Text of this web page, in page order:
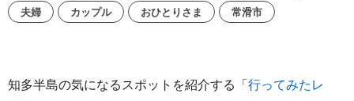
夫婦
カップル おひとりさま 常滑市
知多半島の気になるスポットを紹介する「行ってみたレ